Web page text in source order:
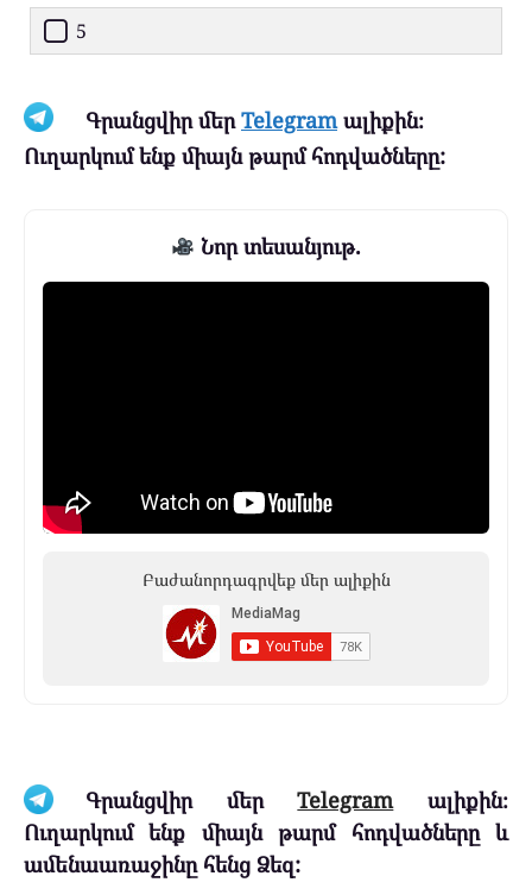
5
Գրանցվիր մերTelegramալիքին։
Ուղարկում ենք միայն թարմ հոդվածները:
Նոր տեսանյութ.
Բաժանորդագրվեք մեր ալիքին
Գրանցվիր մերTelegramալիքին։
Ուղարկում ենք միայն թարմ հոդվածները և
ամենաառաջինը հենց Ձեզ: